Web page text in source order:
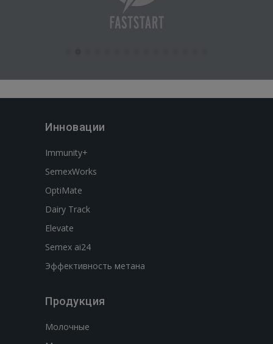
Инновации
Immunity+
SemexWorks
OptiMate
Dairy Track
Elevate
Semex ai24
Эффективность метана
Продукция
Молочные